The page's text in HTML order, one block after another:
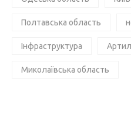
Полтавська область
Інфраструктура
Миколаївська область